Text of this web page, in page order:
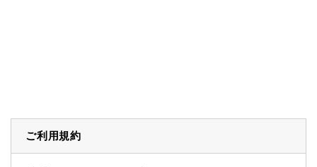
ご利用規約